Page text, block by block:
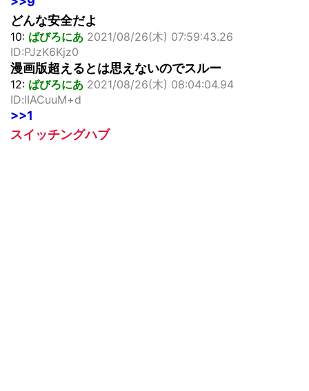
どんな安全だよ
10: ばびろにあ 2021/08/26(木) 07:59:43.26
ID:PJzK6Kjz0
漫画版超えるとは思えないのでスルー
12: ばびろにあ 2021/08/26(木) 08:04:04.94
ID:lIACuuM+d
>>1
スイッチングハブ